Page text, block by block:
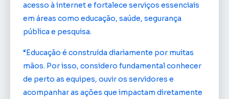
acesso à internet e fortalece serviços essenciais
em áreas como educação, saúde, segurança
pública e pesquisa.
“Educação é construída diariamente por muitas
mãos. Por isso, considero fundamental conhecer
de perto as equipes, ouvir os servidores e
acompanhar as ações que impactam diretamente